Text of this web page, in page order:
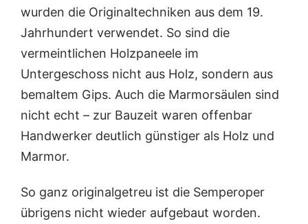
wurden die Originaltechniken aus dem 19.
Jahrhundert verwendet. So sind die
vermeintlichen Holzpaneele im
Untergeschoss nicht aus Holz, sondern aus
bemaltem Gips. Auch die Marmorsäulen sind
nicht echt – zur Bauzeit waren offenbar
Handwerker deutlich günstiger als Holz und
Marmor.
So ganz originalgetreu ist die Semperoper
übrigens nicht wieder aufgebaut worden.